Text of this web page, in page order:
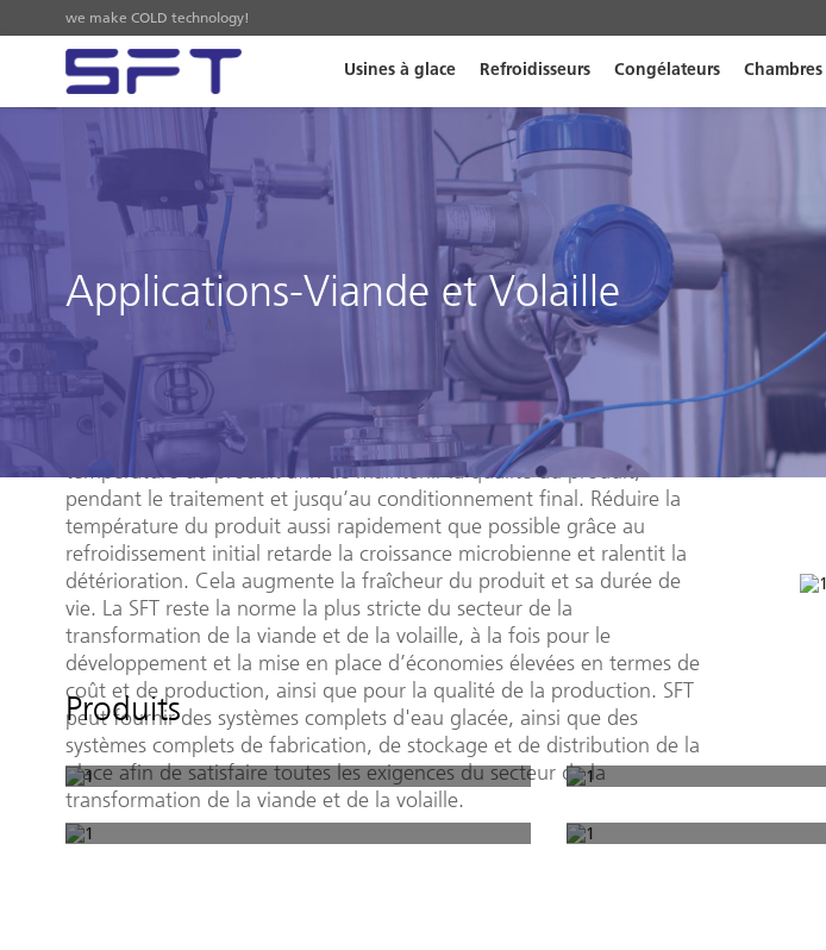
we make COLD technology!
Usines à glace Refroidisseurs Congélateurs
Applications-Viande et Volaille
Viande et Volaille
Dans l’industrie de la transformation de la volaille et de la viande, il
est extrêmement important de refroidir et de maintenir la
température du produit afin de maintenir la qualité du produit,
pendant le traitement et jusqu’au conditionnement final. Réduire la
température du produit aussi rapidement que possible grâce au
refroidissement initial retarde la croissance microbienne et ralentit la
détérioration. Cela augmente la fraîcheur du produit et sa durée de
vie. La SFT reste la norme la plus stricte du secteur de la
transformation de la viande et de la volaille, à la fois pour le
développement et la mise en place d’économies élevées en termes de
coût et de production, ainsi que pour la qualité de la production. SFT
peut fournir des systèmes complets d'eau glacée, ainsi que des
systèmes complets de fabrication, de stockage et de distribution de la
glace afin de satisfaire toutes les exigences du secteur de la
transformation de la viande et de la volaille.
Produits